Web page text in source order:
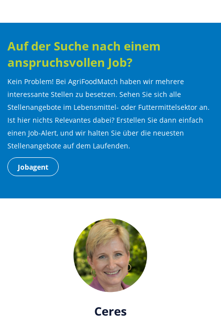
Auf der Suche nach einem
anspruchsvollen Job?
Kein Problem! Bei AgriFoodMatch haben wir mehrere
interessante Stellen zu besetzen. Sehen Sie sich alle
Stellenangebote im Lebensmittel- oder Futtermittelsektor an.
Ist hier nichts Relevantes dabei? Erstellen Sie dann einfach
einen Job-Alert, und wir halten Sie über die neuesten
Stellenangebote auf dem Laufenden.
Jobagent
Ceres